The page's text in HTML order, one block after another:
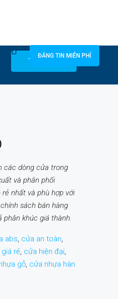
ĐĂNG TIN MIỄN PHÍ
Tìm kiếm
các dòng cửa trong
và phân phối
nhất và phù hợp với
sách bán hàng
phân khúc giá thành.
abs, cửa an toàn,
rẻ, cửa hiện đại,
gỗ, cửa nhựa hàn